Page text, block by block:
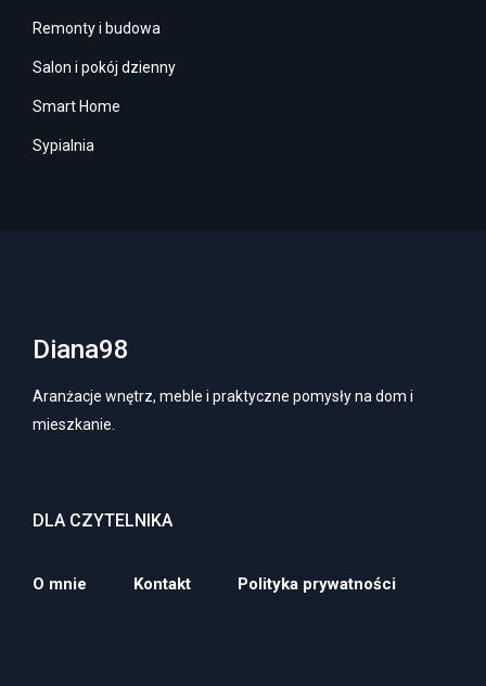
Remonty i budowa
Salon i pokój dzienny
Smart Home
Sypialnia
Diana98
Aranżacje wnętrz, meble i praktyczne pomysły na dom i
mieszkanie.
DLA CZYTELNIKA
O mnie Kontakt Polityka prywatności